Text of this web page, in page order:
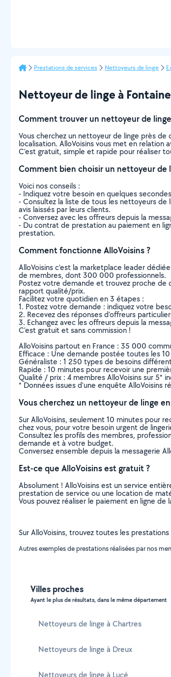
Prestations de services Nettoyeurs de linge
Nettoyeur de linge à
Comment trouver un nettoyeur de
Vous cherchez un nettoyeur de linge près
localisation. AlloVoisins vous met en
C’est gratuit, simple et rapide pour réaliser
Comment bien choisir un nettoyeur de
Voici nos conseils :
- Indiquez votre besoin en quelques
- Consultez la liste de tous les nettoyeurs de
avis laissés par leurs clients.
- Conversez avec les offreurs depuis la
- Du contrat de prestation au paiement en
prestation.
Comment fonctionne AlloVoisins ?
AlloVoisins c’est la marketplace leader
de membres, dont 300 000 professionnels.
Postez votre demande et trouvez proche de
rapport qualité/prix.
Facilitez votre quotidien en 3 étapes :
1. Postez votre demande : indiquez votre
2. Recevez des réponses d’offreurs
3. Echangez avec les offreurs depuis la
C’est gratuit et sans commission !
AlloVoisins partout en France : 35 000
Efficace : Une demande postée toutes les
Généraliste : 1 250 types de besoins
Rapide : 10 minutes pour recevoir une
Qualité / prix : 4 membres AlloVoisins sur 5*
* Données issues d’une enquête AlloVoisins
Vous cherchez un nettoyeur de linge
Sur AlloVoisins, seulement 10 minutes pour
chez vous, pour votre besoin urgent de
Consultez les profils des membres,
demande et à votre budget.
Conversez ensemble depuis la messagerie
Est-ce que AlloVoisins est gratuit ?
Absolument ! AlloVoisins est un service
prestation de service ou une location de
Vous pouvez réaliser le paiement en ligne
Sur AlloVoisins, trouvez toutes les
Autres exemples de prestations réalisées par nos
Villes proches
Ayant le plus de résultats, dans le même département
Nettoyeurs de linge à Chartres
Nettoyeurs de linge à Dreux
Nettoyeurs de linge à Lucé